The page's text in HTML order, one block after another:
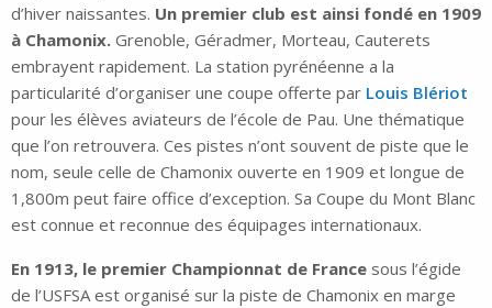
d’hiver naissantes. Un premier club est ainsi fondé en 1909
à Chamonix. Grenoble, Géradmer, Morteau, Cauterets
embrayent rapidement. La station pyrénéenne a la
particularité d’organiser une coupe offerte par Louis Blériot
pour les élèves aviateurs de l’école de Pau. Une thématique
que l’on retrouvera. Ces pistes n’ont souvent de piste que le
nom, seule celle de Chamonix ouverte en 1909 et longue de
1,800m peut faire office d’exception. Sa Coupe du Mont Blanc
est connue et reconnue des équipages internationaux.
En 1913, le premier Championnat de France sous l’égide
de l’USFSA est organisé sur la piste de Chamonix en marge